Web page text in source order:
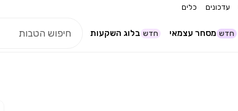
עדכונים כלים
בלוג השקעות חדש מסחר עצמאי חדש